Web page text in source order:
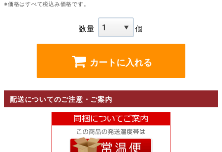
※価格はすべて税込み価格です。
数量 個
カートに入れる
配送についてのご注意・ご案内